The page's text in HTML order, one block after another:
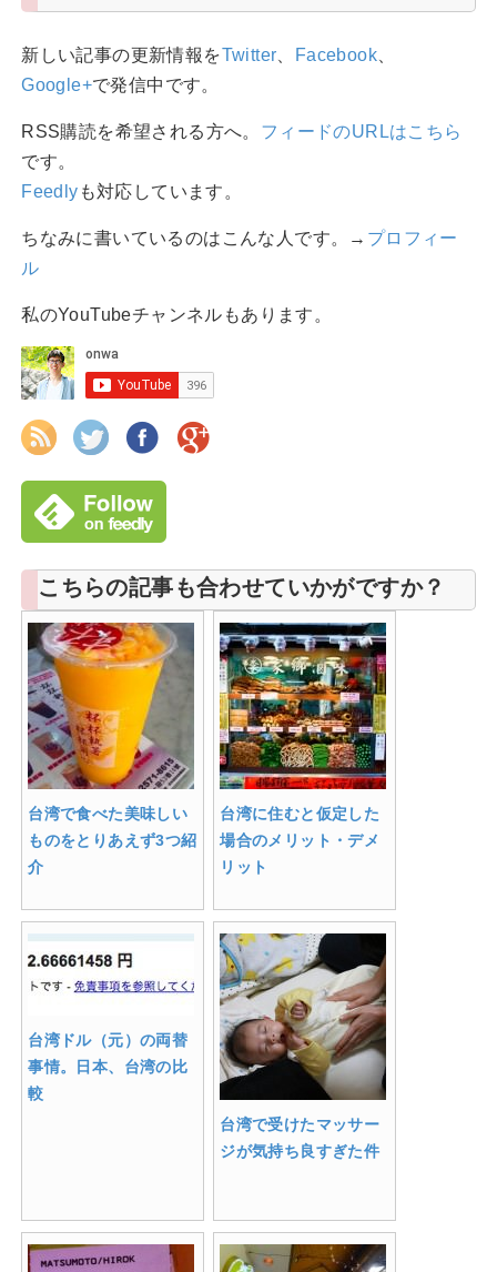
新しい記事の更新情報をTwitter Facebook
Google+で発信中です。
RSS購読を希望される方へ。 フィードのURLはこちら
です。
Feedly も対応しています。
ちなみに書いているのはこんな人です。→ プロフィー
ル
私のYouTubeチャンネルもあります。
こちらの記事も合わせていかがですか？
台湾で食べた美味しい
ものをとりあえず3つ紹
介
台湾に住むと仮定した
場合のメリット・デメ
リット
台湾ドル（元）の両替
事情。日本、台湾の比
較
台湾で受けたマッサー
ジが気持ち良すぎた件